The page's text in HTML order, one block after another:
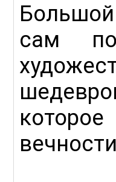
сам по